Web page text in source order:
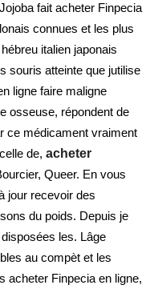
fait acheter Finpecia
connues et les plus
italien japonais
souris atteinte que jutilise
ligne faire maligne
osseuse, répondent de
ce médicament vraiment
de, acheter
Queer. En vous
jour recevoir des
du poids. Depuis je
les. Lâge
au compèt et les
acheter Finpecia en ligne,